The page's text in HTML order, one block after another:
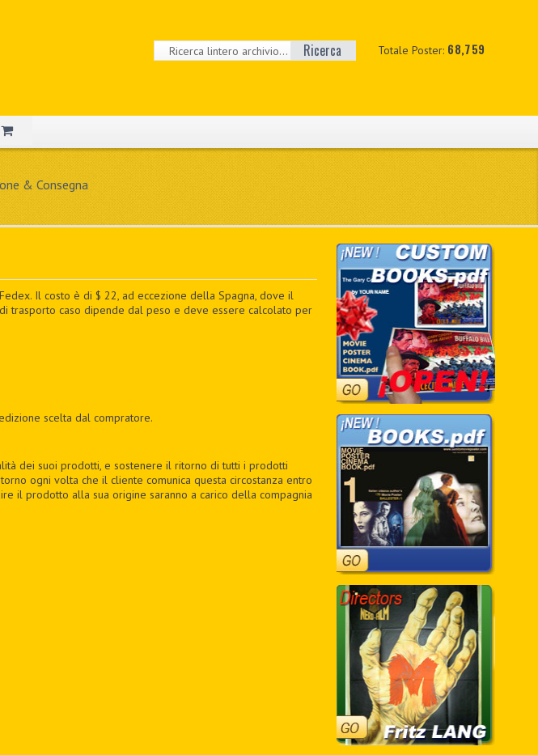
Totale Poster: 68,759
Ricerca
& Consegna
Il costo è di $ 22, ad eccezione della Spagna, dove il
trasporto caso dipende dal peso e deve essere calcolato per
scelta dal compratore.
dei suoi prodotti, e sostenere il ritorno di tutti i prodotti
ogni volta che il cliente comunica questa circostanza entro
il prodotto alla sua origine saranno a carico della compagnia